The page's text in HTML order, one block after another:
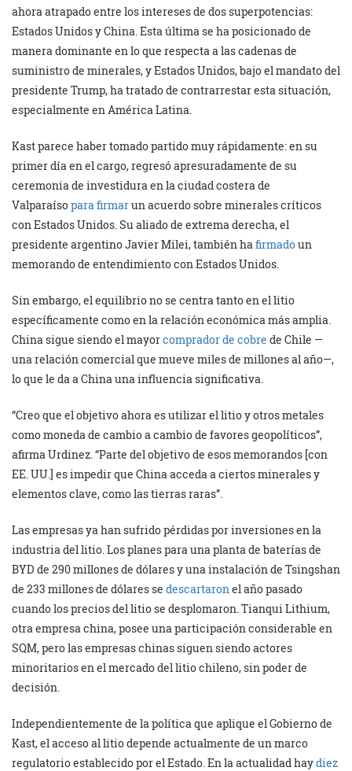
ahora atrapado entre los intereses de dos superpotencias:
Estados Unidos y China. Esta última se ha posicionado de
manera dominante en lo que respecta a las cadenas de
suministro de minerales, y Estados Unidos, bajo el mandato del
presidente Trump, ha tratado de contrarrestar esta situación,
especialmente en América Latina.
Kast parece haber tomado partido muy rápidamente: en su
primer día en el cargo, regresó apresuradamente de su
ceremonia de investidura en la ciudad costera de
Valparaísopara firmarun acuerdo sobre minerales críticos
con Estados Unidos. Su aliado de extrema derecha, el
presidente argentino Javier Milei, también ha firmadoun
memorando de entendimiento con Estados Unidos.
Sin embargo, el equilibrio no se centra tanto en el litio
específicamente como en la relación económica más amplia.
China sigue siendo el mayorcomprador de cobre de Chile —
una relación comercial que mueve miles de millones al año—,
lo que le da a China una influencia significativa.
“Creo que el objetivo ahora es utilizar el litio y otros metales
como moneda de cambio a cambio de favores geopolíticos”,
afirma Urdinez. “Parte del objetivo de esos memorandos [con
EE. UU.] es impedir que China acceda a ciertos minerales y
elementos clave, como las tierras raras”.
Las empresas ya han sufrido pérdidas por inversiones en la
industria del litio. Los planes para una planta de baterías de
BYD de 290 millones de dólares y una instalación de Tsingshan
de 233 millones de dólares se descartaron el año pasado
cuando los precios del litio se desplomaron. Tianqui Lithium,
otra empresa china, posee una participación considerable en
SQM, pero las empresas chinas siguen siendo actores
minoritarios en el mercado del litio chileno, sin poder de
decisión.
Independientemente de la política que aplique el Gobierno de
Kast, el acceso al litio depende actualmente de un marco
regulatorio establecido por el Estado. En la actualidad haydiez